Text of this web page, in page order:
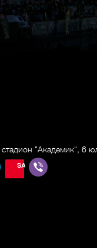
"Академик", 6
SAVE